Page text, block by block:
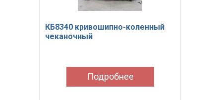
КБ8340 кривошипно-коленный
чеканочный
Подробнее